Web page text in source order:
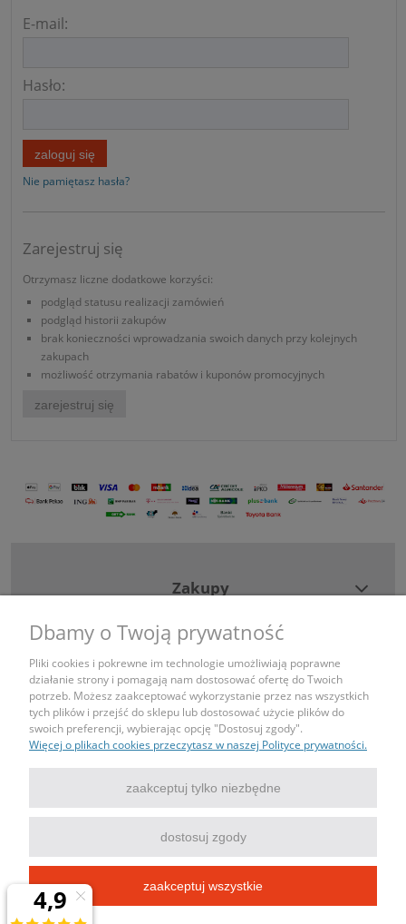
E-mail:
Hasło:
zaloguj się
Nie pamiętasz hasła?
Zarejestruj się
Otrzymasz liczne dodatkowe korzyści:
podgląd statusu realizacji zamówień
podgląd historii zakupów
brak konieczności wprowadzania swoich danych przy kolejnych
zakupach
możliwość otrzymania rabatów i kuponów promocyjnych
zarejestruj się
Zakupy
Pomoc
Moje konto
Informacje
Kontakt
tel: 690443043
mail: sklep@igniazdka.pl
Strona korzysta z plików cookies w celach statystycznych zgodnie z
Dbamy o Twoją prywatność
Pliki cookies i pokrewne im technologie umożliwiają poprawne
działanie strony i pomagają nam dostosować ofertę do Twoich
potrzeb. Możesz zaakceptować wykorzystanie przez nas wszystkich
tych plików i przejść do sklepu lub dostosować użycie plików do
swoich preferencji, wybierając opcję "Dostosuj zgody".
Więcej o plikach cookies przeczytasz w naszej Polityce prywatności.
zaakceptuj tylko niezbędne
dostosuj zgody
zaakceptuj wszystkie